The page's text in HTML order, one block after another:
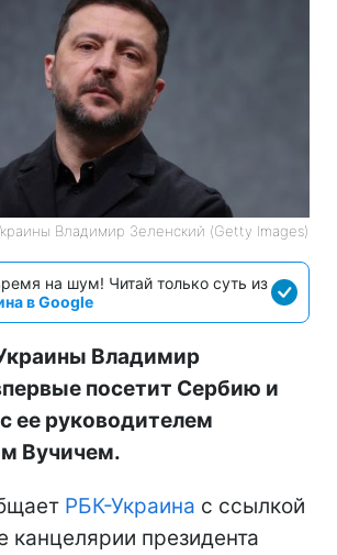
Владимир Зеленский (Getty Images)
на шум! Читай только суть из
в Google
Владимир
посетит Сербию и
ее руководителем
Вучичем.
РБК-Украина с ссылкой
канцелярии президента